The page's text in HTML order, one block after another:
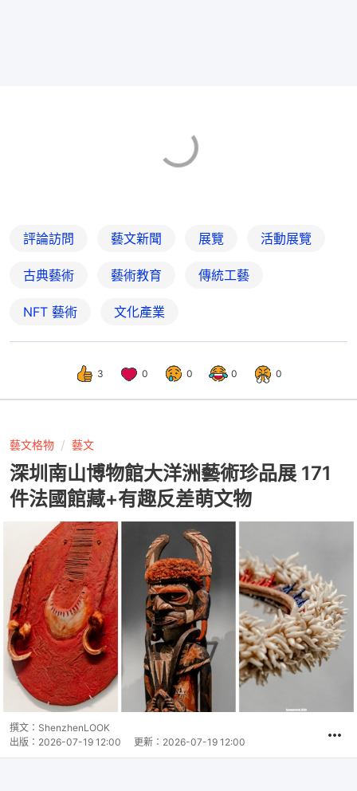
評論訪問 藝文新聞 展覽 活動展覽
古典藝術 藝術教育 傳統工藝
NFT 藝術 文化產業
3 0 0 0 0
藝文格物 藝文
深圳南山博物館大洋洲藝術珍品展 171
件法國館藏+有趣反差萌文物
撰文： ShenzhenLOOK
出版： 2026-07-19 12:00 更新： 2026-07-19 12:00